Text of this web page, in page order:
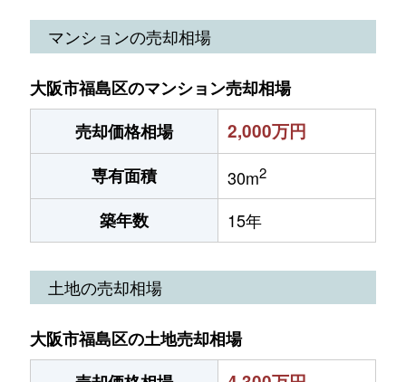
マンションの売却相場
大阪市福島区のマンション売却相場
売却価格相場
2,000万円
専有面積 30m2
築年数 15年
土地の売却相場
大阪市福島区の土地売却相場